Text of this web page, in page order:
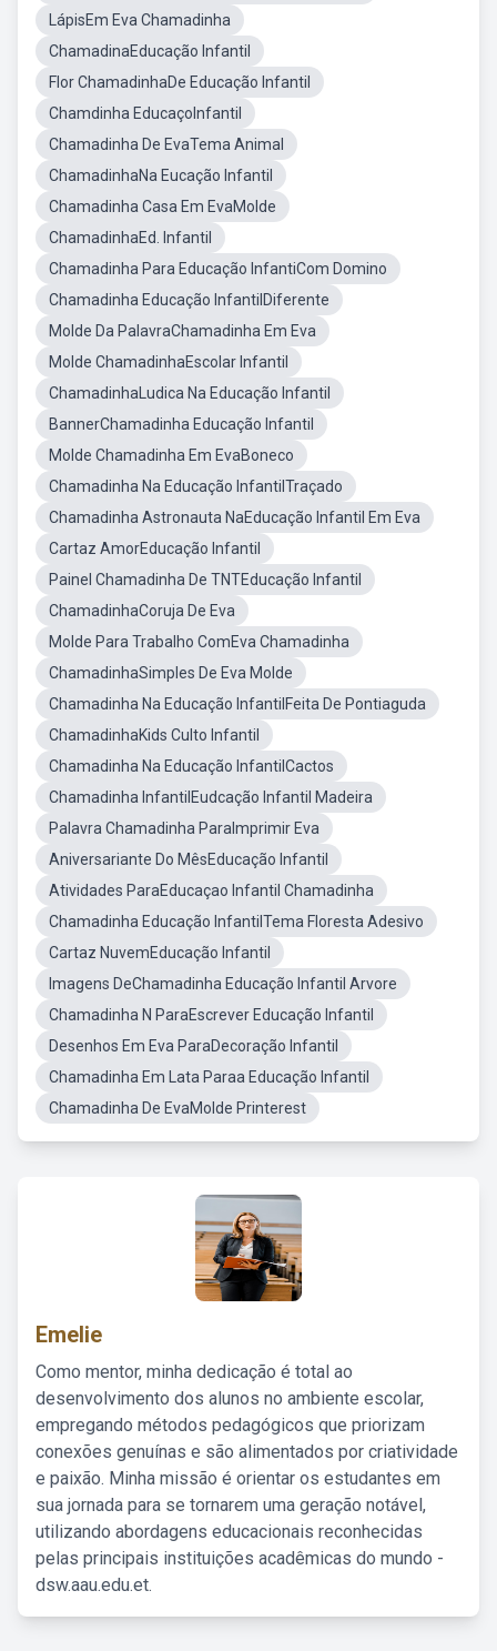
LápisEm Eva Chamadinha
ChamadinaEducação Infantil
Flor ChamadinhaDe Educação Infantil
Chamdinha EducaçoInfantil
Chamadinha De EvaTema Animal
ChamadinhaNa Eucação Infantil
Chamadinha Casa Em EvaMolde
ChamadinhaEd. Infantil
Chamadinha Para Educação InfantiCom Domino
Chamadinha Educação InfantilDiferente
Molde Da PalavraChamadinha Em Eva
Molde ChamadinhaEscolar Infantil
ChamadinhaLudica Na Educação Infantil
BannerChamadinha Educação Infantil
Molde Chamadinha Em EvaBoneco
Chamadinha Na Educação InfantilTraçado
Chamadinha Astronauta NaEducação Infantil Em Eva
Cartaz AmorEducação Infantil
Painel Chamadinha De TNTEducação Infantil
ChamadinhaCoruja De Eva
Molde Para Trabalho ComEva Chamadinha
ChamadinhaSimples De Eva Molde
Chamadinha Na Educação InfantilFeita De Pontiaguda
ChamadinhaKids Culto Infantil
Chamadinha Na Educação InfantilCactos
Chamadinha InfantilEudcação Infantil Madeira
Palavra Chamadinha ParaImprimir Eva
Aniversariante Do MêsEducação Infantil
Atividades ParaEducaçao Infantil Chamadinha
Chamadinha Educação InfantilTema Floresta Adesivo
Cartaz NuvemEducação Infantil
Imagens DeChamadinha Educação Infantil Arvore
Chamadinha N ParaEscrever Educação Infantil
Desenhos Em Eva ParaDecoração Infantil
Chamadinha Em Lata Paraa Educação Infantil
Chamadinha De EvaMolde Printerest
Emelie
Como mentor, minha dedicação é total ao
desenvolvimento dos alunos no ambiente escolar,
empregando métodos pedagógicos que priorizam
conexões genuínas e são alimentados por criatividade
e paixão. Minha missão é orientar os estudantes em
sua jornada para se tornarem uma geração notável,
utilizando abordagens educacionais reconhecidas
pelas principais instituições acadêmicas do mundo -
dsw.aau.edu.et.